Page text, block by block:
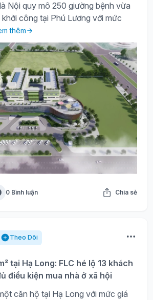
Nội quy mô 250 giường bệnh vừa
công tại Phú Lương với mức
thêm
0 Bình luận Chia sẻ
Theo Dõi
tại Hạ Long: FLC hé lộ 13 khách
điều kiện mua nhà ở xã hội
căn hộ tại Hạ Long với mức giá